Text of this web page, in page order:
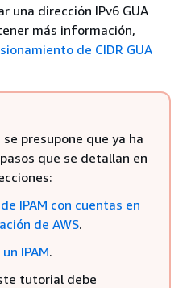
una dirección IPv6 GUA
más información,
de CIDR GUA
presupone que ya ha
que se detallan en
IPAM con cuentas en
de AWS.
IPAM.
tutorial debe